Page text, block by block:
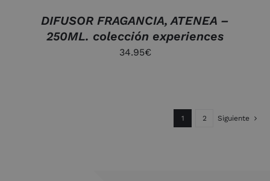
DIFUSOR FRAGANCIA, ATENEA –
250ML. colección experiences
34.95€
1 2 Siguiente